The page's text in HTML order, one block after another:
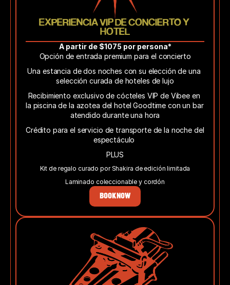
EXPERIENCIA VIP DE CONCIERTO Y
HOTEL
A partir de $1075 por persona*
Opción de entrada premium para el concierto
Una estancia de dos noches con su elección de una
selección curada de hoteles de lujo
Recibimiento exclusivo de cócteles VIP de Vibee en
la piscina de la azotea del hotel Goodtime con un bar
atendido durante una hora
Crédito para el servicio de transporte de la noche del
espectáculo
PLUS
Kit de regalo curado por Shakira de edición limitada
Laminado coleccionable y cordón
BOOK NOW